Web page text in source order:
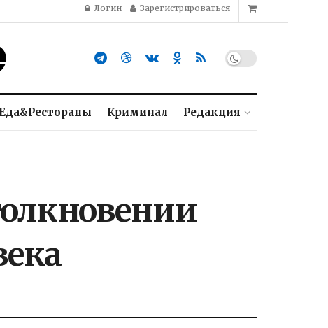
Логин Зарегистрироваться
Еда&Рестораны Криминал Редакция